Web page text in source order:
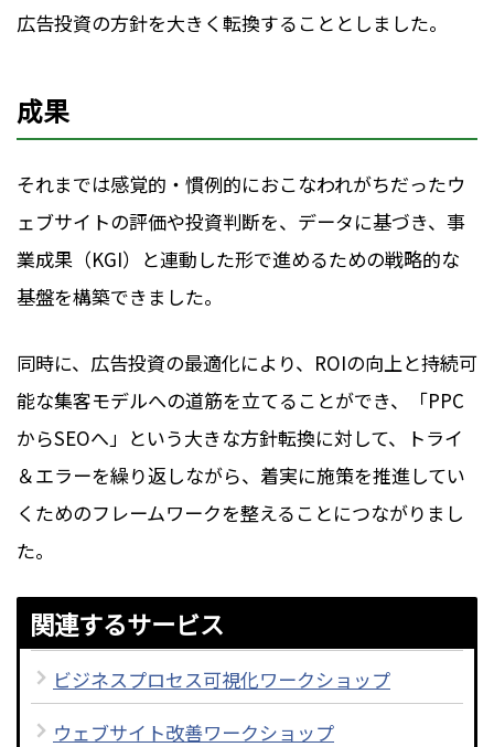
広告投資の方針を大きく転換することとしました。
成果
それまでは感覚的・慣例的におこなわれがちだったウ
ェブサイトの評価や投資判断を、データに基づき、事
業成果（KGI）と連動した形で進めるための戦略的な
基盤を構築できました。
同時に、広告投資の最適化により、ROIの向上と持続可
能な集客モデルへの道筋を立てることができ、「PPC
からSEOへ」という大きな方針転換に対して、トライ
＆エラーを繰り返しながら、着実に施策を推進してい
くためのフレームワークを整えることにつながりまし
た。
関連するサービス
ビジネスプロセス可視化ワークショップ
ウェブサイト改善ワークショップ